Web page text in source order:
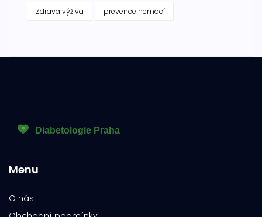
Zdravá výživa prevence nemocí
Menu
O nás